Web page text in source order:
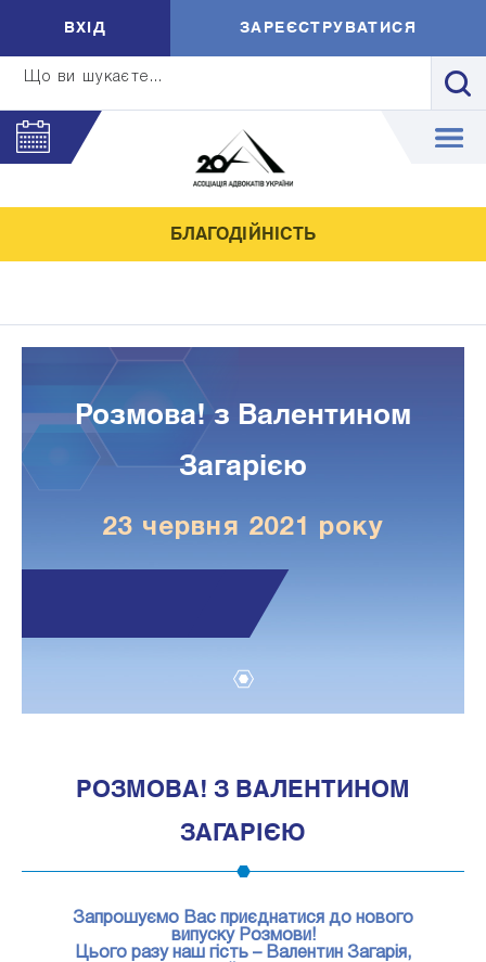
Що ви шукаєте...
ВXIД ЗАРЕЄСТРУВАТИСЯ
БЛАГОДІЙНІСТЬ
Розмова! з Валентином
Загарією
23 червня 2021 року
РОЗМОВА! З ВАЛЕНТИНОМ
ЗАГАРІЄЮ
Запрошуємо Вас приєднатися до нового
випуску Розмови!
Цього разу наш гість – Валентин Загарія,